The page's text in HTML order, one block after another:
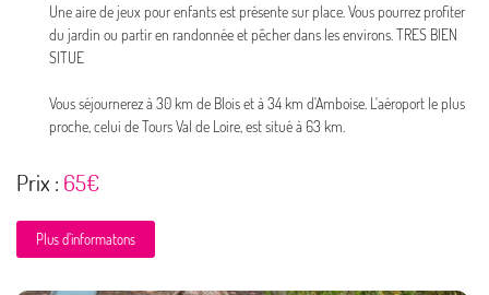
Une aire de jeux pour enfants est présente sur place. Vous pourrez profiter
du jardin ou partir en randonnée et pêcher dans les environs. TRES BIEN
SITUE
Vous séjournerez à 30 km de Blois et à 34 km d'Amboise. L'aéroport le plus
proche, celui de Tours Val de Loire, est situé à 63 km.
Prix : 65€
Plus d’informatons